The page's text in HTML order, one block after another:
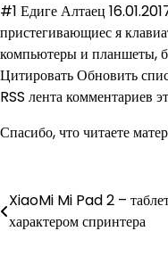
#1 Едиге Алтаец
пристегивающиес я
компьютеры и планшеты,
Цитировать Обновить
RSS лента комментариев
Спасибо, что читаете
Навигация
по
XiaoMi Mi Pad 2 –
характером спринтера